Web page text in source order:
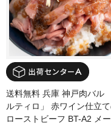
送料無料 兵庫 神戸肉バル
ルティロ」 赤ワイン仕立
ローストビーフ BT-A2 メ